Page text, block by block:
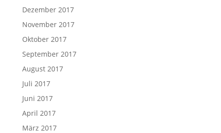
Dezember 2017
November 2017
Oktober 2017
September 2017
August 2017
Juli 2017
Juni 2017
April 2017
März 2017